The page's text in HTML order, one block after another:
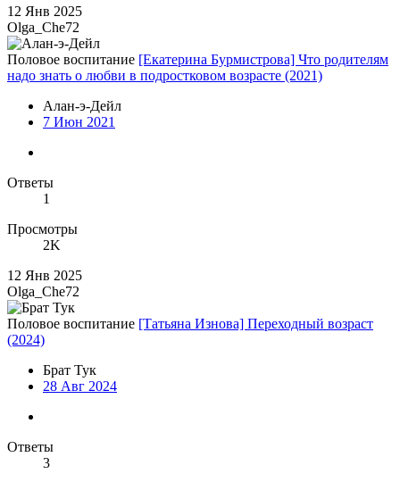
12 Янв 2025
Olga_Che72
Половое воспитание [Екатерина Бурмистрова] Что родителям
надо знать о любви в подростковом возрасте (2021)
Алан-э-Дейл
7 Июн 2021
Ответы
1
Просмотры
2K
12 Янв 2025
Olga_Che72
Половое воспитание [Татьяна Изнова] Переходный возраст
(2024)
Брат Тук
28 Авг 2024
Ответы
3